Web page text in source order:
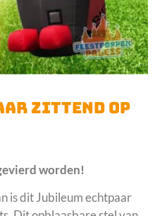
ZITTEND OP
worden!
is dit Jubileum echtpaar